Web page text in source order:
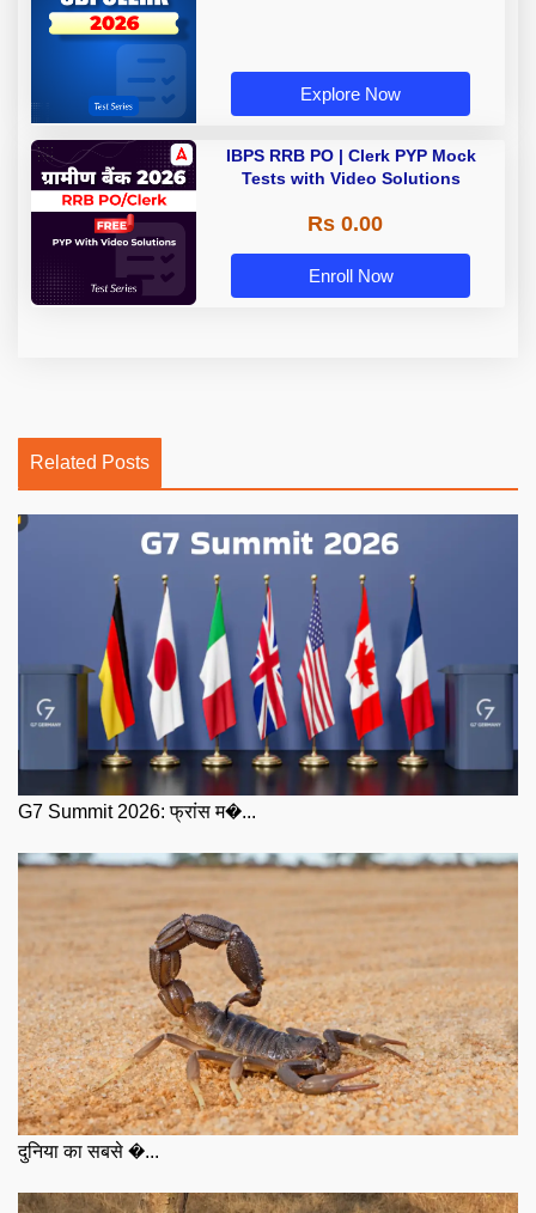
Explore Now
IBPS RRB PO | Clerk PYP Mock
Tests with Video Solutions
Rs 0.00
Enroll Now
Related Posts
G7 Summit 2026: फ्रांस म�...
दुनिया का सबसे �...